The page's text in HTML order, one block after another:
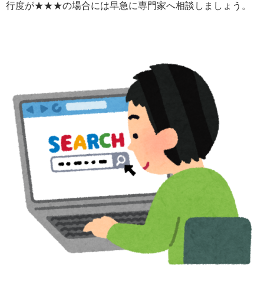
行度が★★★の場合には早急に専門家へ相談しましょう。